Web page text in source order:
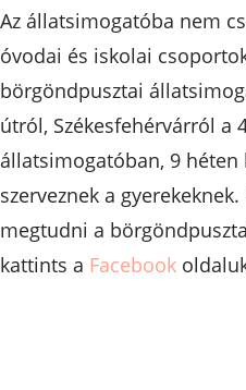
Az állatsimogatóba nem
óvodai és iskolai
börgöndpusztai
útról, Székesfehérvárról a
állatsimogatóban, 9
szerveznek a
megtudni a
kattints a Facebook